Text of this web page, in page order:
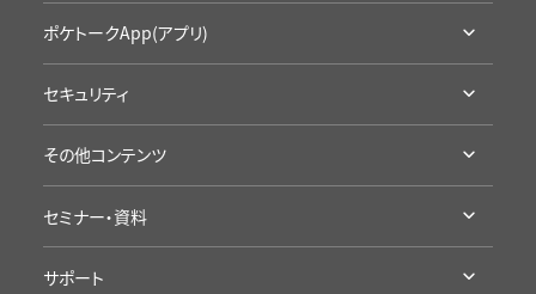
学校の授業に
学校の事例
ポケトークApp(アプリ)
Google Playへ
アプリ評価を見る
セキュリティ
その他コンテンツ
ポケトーク徹底検証
セミナー・資料
サポート